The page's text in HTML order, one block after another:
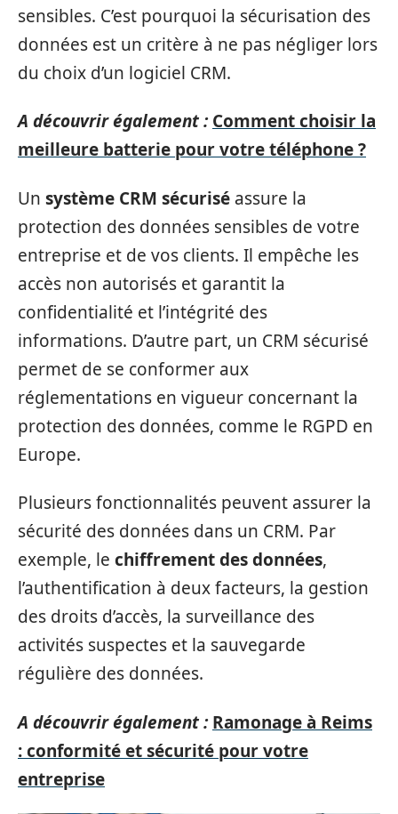
sensibles. C’est pourquoi la sécurisation des
données est un critère à ne pas négliger lors
du choix d’un logiciel CRM.
A découvrir également : Comment choisir la
meilleure batterie pour votre téléphone ?
Un système CRM sécurisé assure la
protection des données sensibles de votre
entreprise et de vos clients. Il empêche les
accès non autorisés et garantit la
confidentialité et l’intégrité des
informations. D’autre part, un CRM sécurisé
permet de se conformer aux
réglementations en vigueur concernant la
protection des données, comme le RGPD en
Europe.
Plusieurs fonctionnalités peuvent assurer la
sécurité des données dans un CRM. Par
exemple, le chiffrement des données,
l’authentification à deux facteurs, la gestion
des droits d’accès, la surveillance des
activités suspectes et la sauvegarde
régulière des données.
A découvrir également : Ramonage à Reims
: conformité et sécurité pour votre
entreprise